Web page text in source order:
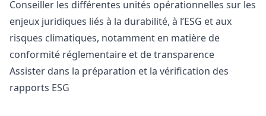
Conseiller les différentes unités opérationnelles sur les
enjeux juridiques liés à la durabilité, à l’ESG et aux
risques climatiques, notamment en matière de
conformité réglementaire et de transparence
Assister dans la préparation et la vérification des
rapports ESG